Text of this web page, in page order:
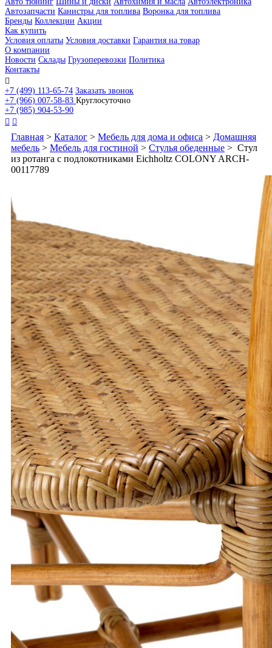
Автозапчасти Канистры для топлива Воронка для топлива
Бренды Коллекции Акции
Как купить
Условия оплаты Условия доставки Гарантия на товар
О компании
Новости Склады Грузоперевозки Политика
Контакты

+7 (499) 113-65-74 Заказать звонок
+7 (966) 007-58-83 Круглосуточно
+7 (985) 904-53-90
 
Главная > Каталог > Мебель для дома и офиса > Домашняя
мебель > Мебель для гостиной > Стулья обеденные > Стул
из ротанга с подлокотниками Eichholtz COLONY ARCH-
00117789